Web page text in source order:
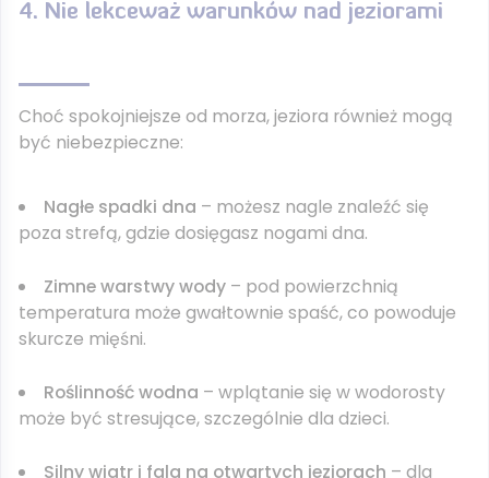
4. Nie lekceważ warunków nad jeziorami
Choć spokojniejsze od morza, jeziora również mogą
być niebezpieczne:
Nagłe spadki dna – możesz nagle znaleźć się
poza strefą, gdzie dosięgasz nogami dna.
Zimne warstwy wody– pod powierzchnią
temperatura może gwałtownie spaść, co powoduje
skurcze mięśni.
Roślinność wodna – wplątanie się w wodorosty
może być stresujące, szczególnie dla dzieci.
Silny wiatr i fala na otwartych jeziorach – dla